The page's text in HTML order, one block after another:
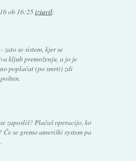
ob 16:25izjavil:
zato se sistem, kjer se
kljub premoženju, a jo je
poplačat (po smrti) zdi
zaposliš? Plačaš operacijo, ko
se gremo ameriški system pa